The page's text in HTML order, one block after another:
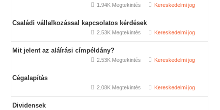
1.94K Megtekintés Kereskedelmi jog
Családi vállalkozással kapcsolatos kérdések
2.53K Megtekintés Kereskedelmi jog
Mit jelent az aláírási címpéldány?
2.53K Megtekintés Kereskedelmi jog
Cégalapítàs
2.08K Megtekintés Kereskedelmi jog
Dividensek